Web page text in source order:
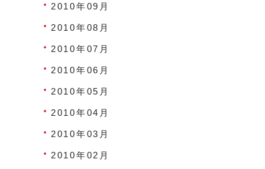
2010年09月
2010年08月
2010年07月
2010年06月
2010年05月
2010年04月
2010年03月
2010年02月